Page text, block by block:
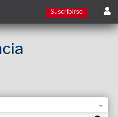
Suscribirse